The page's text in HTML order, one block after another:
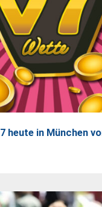
heute in München